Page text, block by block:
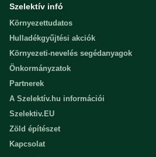
Szelektív infó
Környezettudatos
Hulladékgyűjtési akciók
Környezeti-nevelés segédanyagok
Önkormányzatok
Partnerek
A Szelektív.hu információi
Szelektiv.EU
Zöld építészet
Kapcsolat